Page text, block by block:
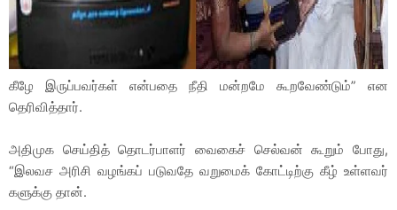
கீழே இருப்பவர்கள் என்பதை நீதி மன்றமே கூறவேண்டும்” என
தெரிவித்தார்.
அதிமுக செய்தித் தொடர்பாளர் வைகைச் செல்வன் கூறும் போது,
“இலவச அரிசி வழங்கப் படுவதே வறுமைக் கோட்டிற்கு கீழ் உள்ளவர்
களுக்கு தான்.